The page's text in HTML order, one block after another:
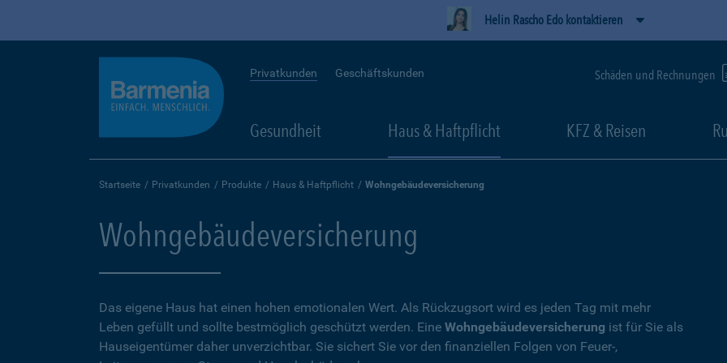
Helin Rascho Edo kontaktieren
Privatkunden Geschäftskunden Schäden und Rechnungen
Gesundheit Haus & Haftpflicht KFZ & Reisen
Startseite Privatkunden Produkte Haus & Haftpflicht Wohngebäudeversicherung
Wohngebäudeversicherung
Das eigene Haus hat einen hohen emotionalen Wert. Als Rückzugsort wird es jeden Tag mit mehr
Leben gefüllt und sollte bestmöglich geschützt werden. Eine Wohngebäudeversicherung ist für Sie als
Hauseigentümer daher unverzichtbar. Sie sichert Sie vor den finanziellen Folgen von Feuer-,